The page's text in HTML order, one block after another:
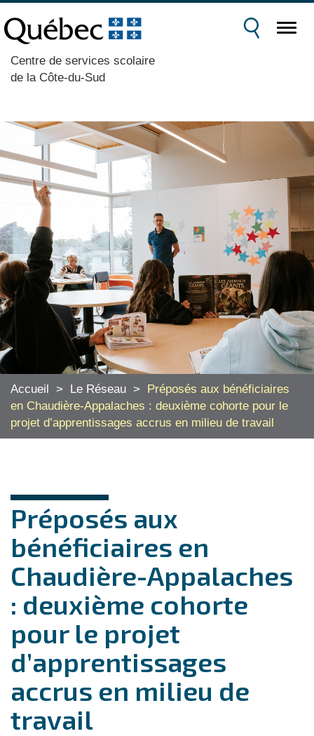
Centre de services scolaire
de la Côte-du-Sud
Accueil > Le Réseau >
Préposés aux bénéficiaires
en Chaudière-Appalaches : deuxième cohorte pour le
projet d’apprentissages accrus en milieu de travail
Préposés aux
bénéficiaires en
Chaudière-Appalaches
: deuxième cohorte
pour le projet
d’apprentissages
accrus en milieu de
travail